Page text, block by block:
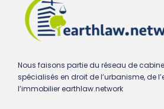
Nous faisons partie du réseau de
spécialisés en droit de l’urbanisme, de
l’immobilier earthlaw.network